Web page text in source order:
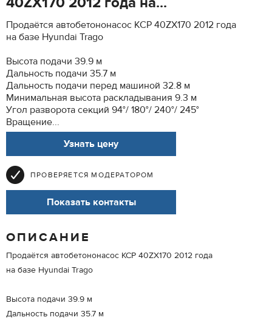
Продаётся автобетононасос KCP 40ZX170 2012 года
на базе Hyundai Trago
Высота подачи 39.9 м
Дальность подачи 35.7 м
Дальность подачи перед машиной 32.8 м
Минимальная высота раскладывания 9.3 м
Угол разворота секций 94°/ 180°/ 240°/ 245°
Вращение...
Узнать цену
ПРОВЕРЯЕТСЯ МОДЕРАТОРОМ
Показать контакты
ОПИСАНИЕ
Продаётся автобетононасос KCP 40ZX170 2012 года
на базе Hyundai Trago
Высота подачи 39.9 м
Дальность подачи 35.7 м